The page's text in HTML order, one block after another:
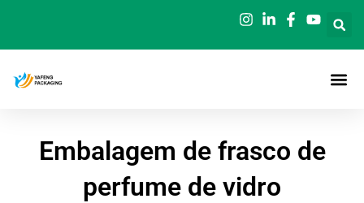
o
Embalagem de frasco de
perfume de vidro